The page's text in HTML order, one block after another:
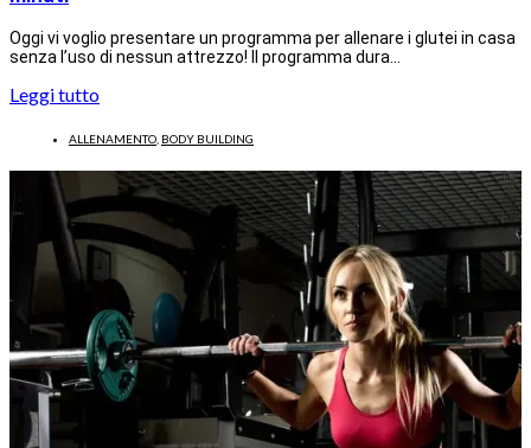
Oggi vi voglio presentare un programma per allenare i glutei in casa
senza l’uso di nessun attrezzo! Il programma dura…
Leggi tutto
ALLENAMENTO BODY BUILDING